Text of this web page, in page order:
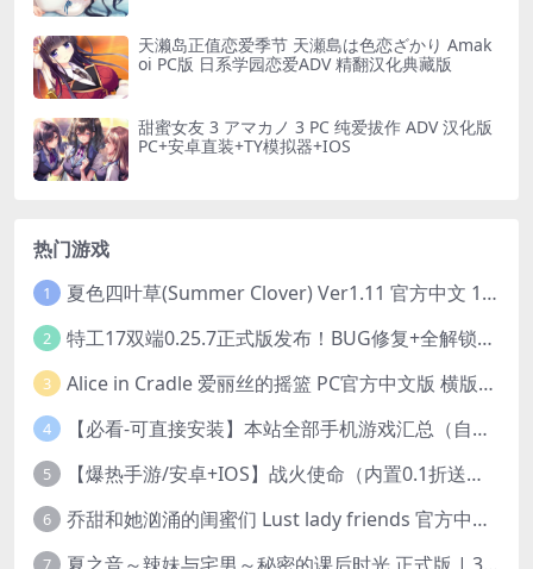
天濑岛正值恋爱季节 天瀬島は色恋ざかり Amak
oi PC版 日系学园恋爱ADV 精翻汉化典藏版
甜蜜女友 3 アマカノ 3 PC 纯爱拔作 ADV 汉化版
PC+安卓直装+TY模拟器+IOS
热门游戏
1 夏色四叶草(Summer Clover) Ver1.11 官方中文 1+4.35G 全CG 有CV 百度盘版本
2 特工17双端0.25.7正式版发布！BUG修复+全解锁存档+赞助码合集（安卓/PC/中文/动态）
3 Alice in Cradle 爱丽丝的摇篮 PC官方中文版 横版动作ACT 手绘幻想风 v0.29g 完整体验版
4 【必看-可直接安装】本站全部手机游戏汇总（自带修改器MOD）
5 【爆热手游/安卓+IOS】战火使命（内置0.1折送可触碰战姬）[中文/美女养成/整合兑换码/双端互通/更新]（公测）
6 乔甜和她汹涌的闺蜜们 Lust lady friends 官方中文版本 SLG类型
7